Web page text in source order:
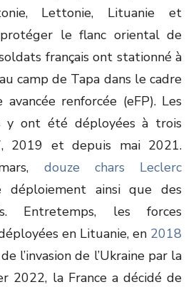
Lettonie, Lituanie et
le flanc oriental de
français ont stationné à
camp de Tapa dans le cadre
renforcée (eFP). Les
y ont été déployées à trois
2019 et depuis mai 2021.
douze chars Leclerc
déploiement ainsi que des
Entretemps, les forces
en Lituanie, en 2018
l’invasion de l’Ukraine par la
2022, la France a décidé de